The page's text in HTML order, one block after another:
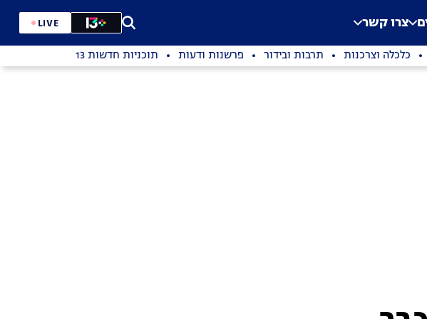
צרו קשר LIVE
כלכלה וצרכנות תרבות ובידור פרשנות ודעות תוכניות חדשות 13